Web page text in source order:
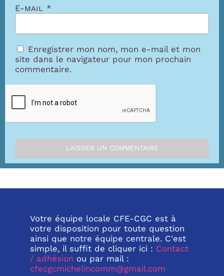
E-mail *
Enregistrer mon nom, mon e-mail et mon
site dans le navigateur pour mon prochain
commentaire.
Votre équipe locale CFE-CGC est à
votre disposition pour toute question
ainsi que notre équipe centrale. C'est
simple, il suffit de cliquer ici : Contact
/ adhésion ou par mail :
cfecgcmichelincomm@gmail.com